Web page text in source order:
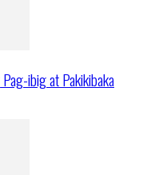
ibig at Pakikibaka